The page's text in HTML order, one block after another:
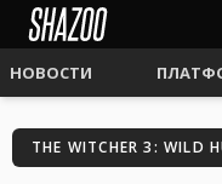
НОВОСТИ
THE WITCHER 3: WILD